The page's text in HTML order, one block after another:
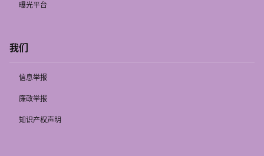
曝光平台
我们
信息举报
廉政举报
知识产权声明